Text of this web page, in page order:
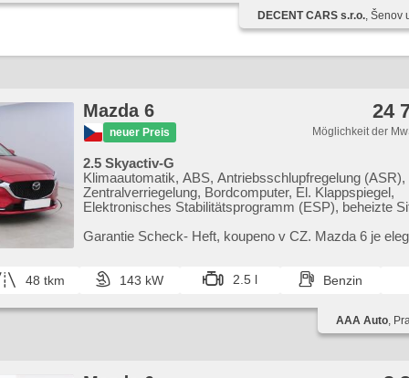
Handgetriebe, 6 Geschwindigkeitsgänge, Tempomat,
senzory přední, parkovací senzory zadní, erfüllt 'EURO
DECENT CARS s.r.o., Šenov
Mazda 6
neuer Preis
24
Möglichkeit der
2.5 Skyactiv-G
Klimaautomatik, ABS, Antriebsschlupfregelung (ASR),
Zentralverriegelung, Bordcomputer, El. Klappspiegel,
Elektronisches Stabilitätsprogramm (ESP), beheizte
Anhängerkupplung, Reifendrucksensor, USB, 6x
Garantie Scheck​- Heft,​ koupeno v CZ. Mazda 6 je
48 tkm 143 kW 2.5 l Benzin
AAA Auto,